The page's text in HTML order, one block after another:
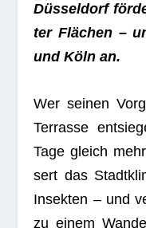
Düs­sel­dorf
ter Flä­chen –
und Köln an.
Wer sei­nen
Ter­rasse
Tage gleich
sert das
Insek­ten – und
zu einem